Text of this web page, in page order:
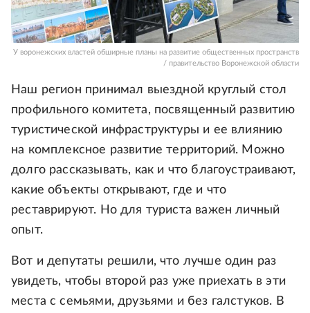
У воронежских властей обширные планы на развитие общественных пространств
/ правительство Воронежской области
Наш регион принимал выездной круглый стол
профильного комитета, посвященный развитию
туристической инфраструктуры и ее влиянию
на комплексное развитие территорий. Можно
долго рассказывать, как и что благоустраивают,
какие объекты открывают, где и что
реставрируют. Но для туриста важен личный
опыт.
Вот и депутаты решили, что лучше один раз
увидеть, чтобы второй раз уже приехать в эти
места с семьями, друзьями и без галстуков. В